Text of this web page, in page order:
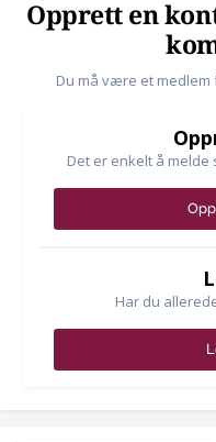
Opprett en
Du må være et
Det er enkelt å
Har du